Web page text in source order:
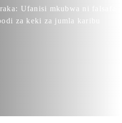
Ufanisi mkubwa ni falsafa
za keki za jumla karibu